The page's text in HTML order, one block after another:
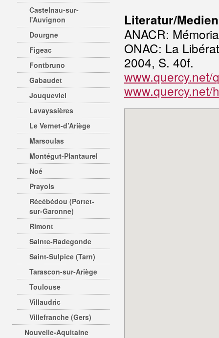
Castelnau-sur-
l'Auvignon
Dourgne
Figeac
Fontbruno
Gabaudet
Jouqueviel
Lavayssières
Le Vernet-d’Ariège
Marsoulas
Montégut-Plantaurel
Noé
Prayols
Récébédou (Portet-
sur-Garonne)
Rimont
Sainte-Radegonde
Saint-Sulpice (Tarn)
Tarascon-sur-Ariège
Toulouse
Villaudric
Villefranche (Gers)
Nouvelle-Aquitaine
Literatur/Medien
ANACR:
ONAC: La
2004, S. 40f.
www.quercy.net/
www.quercy.net/